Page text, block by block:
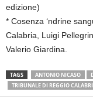
edizione)
* Cosenza ‘ndrine
Calabria, Luigi
Valerio Giardina.
TAGS ANTONIO NICASO
TRIBUNALE DI REGGIO